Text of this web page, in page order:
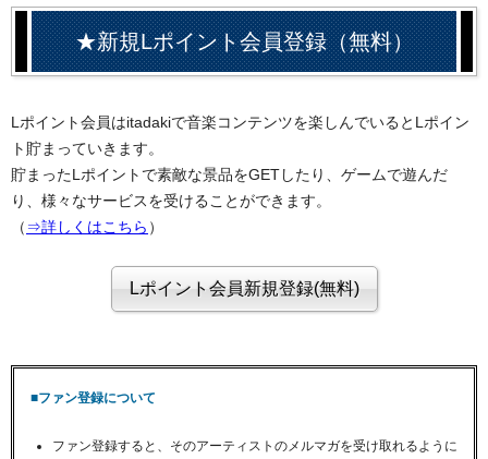
★新規Lポイント会員登録（無料）
Lポイント会員はitadakiで音楽コンテンツを楽しんでいるとLポイン
ト貯まっていきます。
貯まったLポイントで素敵な景品をGETしたり、ゲームで遊んだ
り、様々なサービスを受けることができます。
（ ⇒詳しくはこちら ）
■ファン登録について
ファン登録すると、そのアーティストのメルマガを受け取れるように